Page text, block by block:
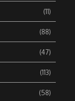
(11)
(88)
(47)
(113)
(58)